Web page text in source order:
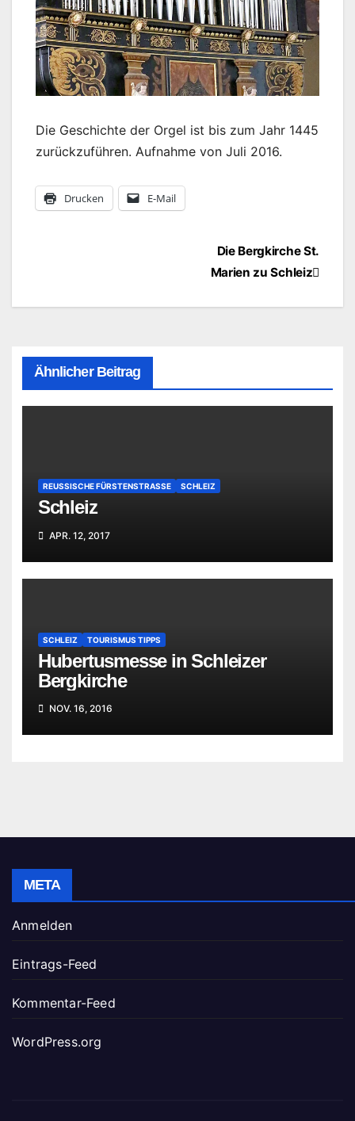
Die Geschichte der Orgel ist bis zum Jahr 1445
zurückzuführen. Aufnahme von Juli 2016.
Drucken E-Mail
BeitragsnavigationDie Bergkirche St.
Marien zu Schleiz
Ähnlicher Beitrag
REUSSISCHE FÜRSTENSTRASSE SCHLEIZ
Schleiz
APR. 12, 2017
SCHLEIZ TOURISMUS TIPPS
Hubertusmesse in Schleizer
Bergkirche
NOV. 16, 2016
META
Anmelden
Eintrags-Feed
Kommentar-Feed
WordPress.org